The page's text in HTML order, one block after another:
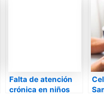
Falta de atención
crónica en niños